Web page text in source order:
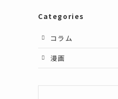
Categories
コラム
漫画